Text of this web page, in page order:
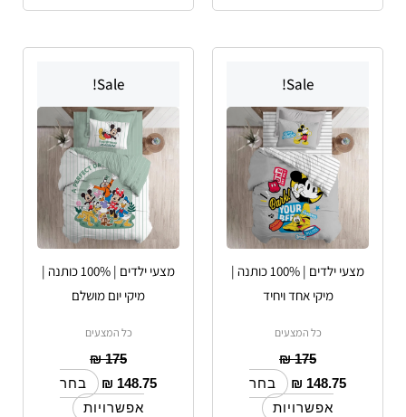
Sale!
מצעי ילדים | 100% כותנה |
מיקי אחד ויחיד
כל המצעים
₪175
₪ 148.75
בחר
אפשרויות
יש
מספר
סוגים.
ניתן
לבחור
את
האפשרויות
בעמוד
Sale!
מצעי ילדים | 100% כותנה |
מיקי יום מושלם
כל המצעים
₪175
₪ 148.75
בחר
אפשרויות
יש
מספר
סוגים.
ניתן
לבחור
את
האפשרויות
בעמוד
המוצר